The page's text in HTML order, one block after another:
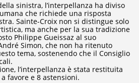
sinistra, l’interpellanza ha diviso
umana che richiede una risposta
Sainte-Croix non si distingue solo
ma anche per la sua tradizione
Philippe Gueissaz al suo
Simon, che non ha ritenuto
tema, sostenendo che il Consiglio
l’interpellanza è stata restituita
favore e 8 astensioni.